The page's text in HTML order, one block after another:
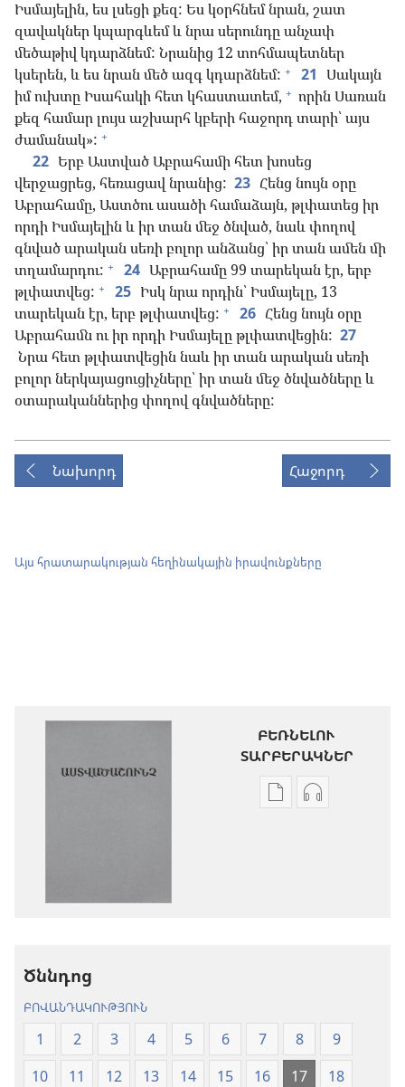
Իսմայելին, ես լսեցի քեզ: Ես կօրհնեմ նրան, շատ
զավակներ կպարգևեմ և նրա սերունդը անչափ
մեծաթիվ կդարձնեմ: Նրանից 12 տոհմապետներ
կսերեն, և ես նրան մեծ ազգ կդարձնեմ: + 21 Սակայն
իմ ուխտը Իսահակի հետ կհաստատեմ, + որին Սառան
քեզ համար լույս աշխարհ կբերի հաջորդ տարի՝ այս
ժամանակ»: +
22 Երբ Աստված Աբրահամի հետ խոսեց
վերջացրեց, հեռացավ նրանից: 23 Հենց նույն օրը
Աբրահամը, Աստծու ասածի համաձայն, թլփատեց իր
որդի Իսմայելին և իր տան մեջ ծնված, նաև փողով
գնված արական սեռի բոլոր անձանց՝ իր տան ամեն մի
տղամարդու: + 24 Աբրահամը 99 տարեկան էր, երբ
թլփատվեց: + 25 Իսկ նրա որդին՝ Իսմայելը, 13
տարեկան էր, երբ թլփատվեց: + 26 Հենց նույն օրը
Աբրահամն ու իր որդի Իսմայելը թլփատվեցին: 27
Նրա հետ թլփատվեցին նաև իր տան արական սեռի
բոլոր ներկայացուցիչները՝ իր տան մեջ ծնվածները և
օտարականներից փողով գնվածները:
Նախորդ Հաջորդ
Այս հրատարակության հեղինակային իրավունքները
ԲԵՌՆԵԼՈՒ
ՏԱՐԲԵՐԱԿՆԵՐ
Թվային
Ծննդոց
ԲՈՎԱՆԴԱԿՈՒԹՅՈՒՆ
1 2 3 4 5 6 7 8
9
10
11 12 13 14 15 16 17
18